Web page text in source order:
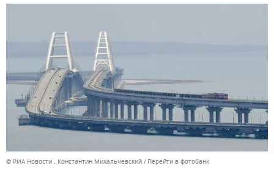
© РИА Новости . Константин Михальчевский Перейти в фотобанк